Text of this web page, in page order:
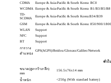
CDMA
Europe & Asia-Pacific & South Korea: BC0
WCDMA Europe & Asia-Pacific & South Korea: B1/B3/B5/
TD-
SCDMA
Europe & Asia-Pacific & South Korea:B34/B39
GSM
Europe & Asia-Pacific & South Korea: 850/900/
WLAN
Support
NFC
Support
BT
Support
การวาง
ตำแหน่ง
GPS(AGPS)/Beidou/Glonass/Galileo/Network
ทั่วไป
ขนาด(สูง×กว้าง×ลึก)
mm
156.5x76x14 mm
น้ำหนัก <250g (With standard battery)